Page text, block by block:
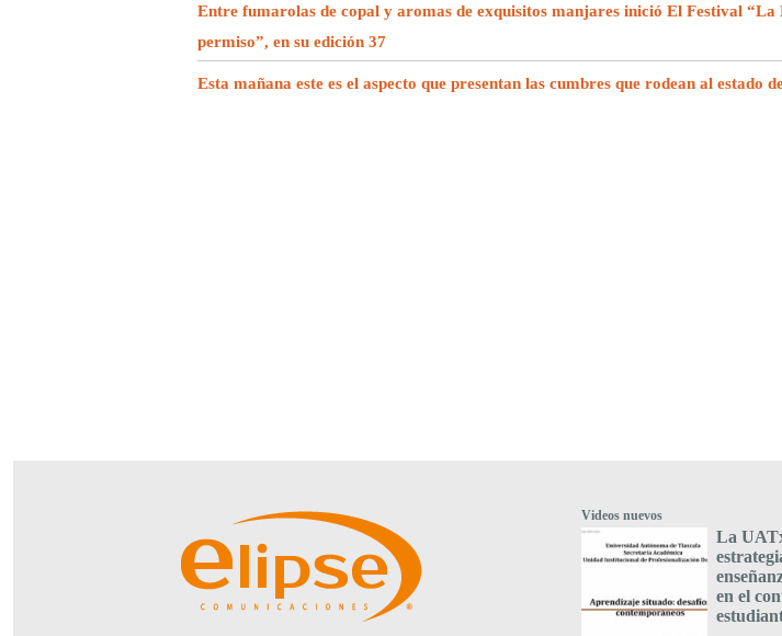
Entre fumarolas de copal y aromas de exquisitos manjares inició El Festival “La
permiso”, en su edición 37
Esta mañana este es el aspecto que presentan las cumbres que rodean al estado
Videos nuevos
La
en el